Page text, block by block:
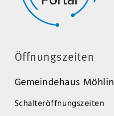
Öffnungszeiten
Gemeindehaus Möhlin
Schalteröffnungszeiten